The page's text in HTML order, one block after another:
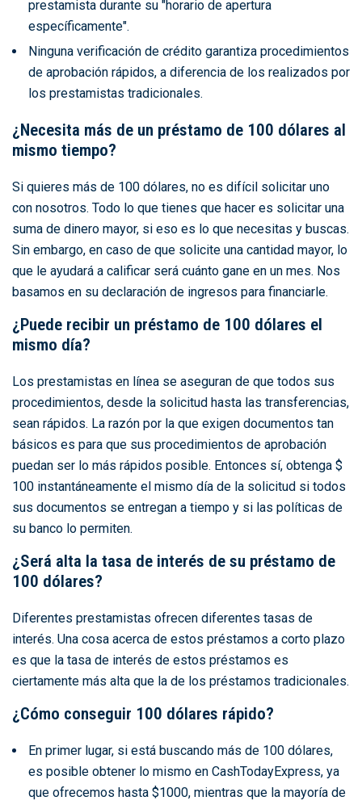
prestamista durante su "horario de apertura
específicamente".
Ninguna verificación de crédito garantiza procedimientos
de aprobación rápidos, a diferencia de los realizados por
los prestamistas tradicionales.
¿Necesita más de un préstamo de 100 dólares al
mismo tiempo?
Si quieres más de 100 dólares, no es difícil solicitar uno
con nosotros. Todo lo que tienes que hacer es solicitar una
suma de dinero mayor, si eso es lo que necesitas y buscas.
Sin embargo, en caso de que solicite una cantidad mayor, lo
que le ayudará a calificar será cuánto gane en un mes. Nos
basamos en su declaración de ingresos para financiarle.
¿Puede recibir un préstamo de 100 dólares el
mismo día?
Los prestamistas en línea se aseguran de que todos sus
procedimientos, desde la solicitud hasta las transferencias,
sean rápidos. La razón por la que exigen documentos tan
básicos es para que sus procedimientos de aprobación
puedan ser lo más rápidos posible. Entonces sí, obtenga $
100 instantáneamente el mismo día de la solicitud si todos
sus documentos se entregan a tiempo y si las políticas de
su banco lo permiten.
¿Será alta la tasa de interés de su préstamo de
100 dólares?
Diferentes prestamistas ofrecen diferentes tasas de
interés. Una cosa acerca de estos préstamos a corto plazo
es que la tasa de interés de estos préstamos es
ciertamente más alta que la de los préstamos tradicionales.
¿Cómo conseguir 100 dólares rápido?
En primer lugar, si está buscando más de 100 dólares,
es posible obtener lo mismo en CashTodayExpress, ya
que ofrecemos hasta $1000, mientras que la mayoría de